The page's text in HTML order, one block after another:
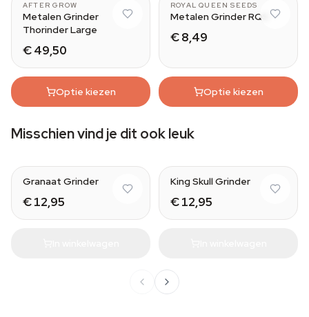
AFTER GROW
Metalen Grinder
Thorinder Large
€ 49,50
Optie kiezen
ROYAL QUEEN SEEDS
Metalen Grinder RQS
€ 8,49
Optie kiezen
Misschien vind je dit ook leuk
Granaat Grinder
€ 12,95
King Skull Grinder
€ 12,95